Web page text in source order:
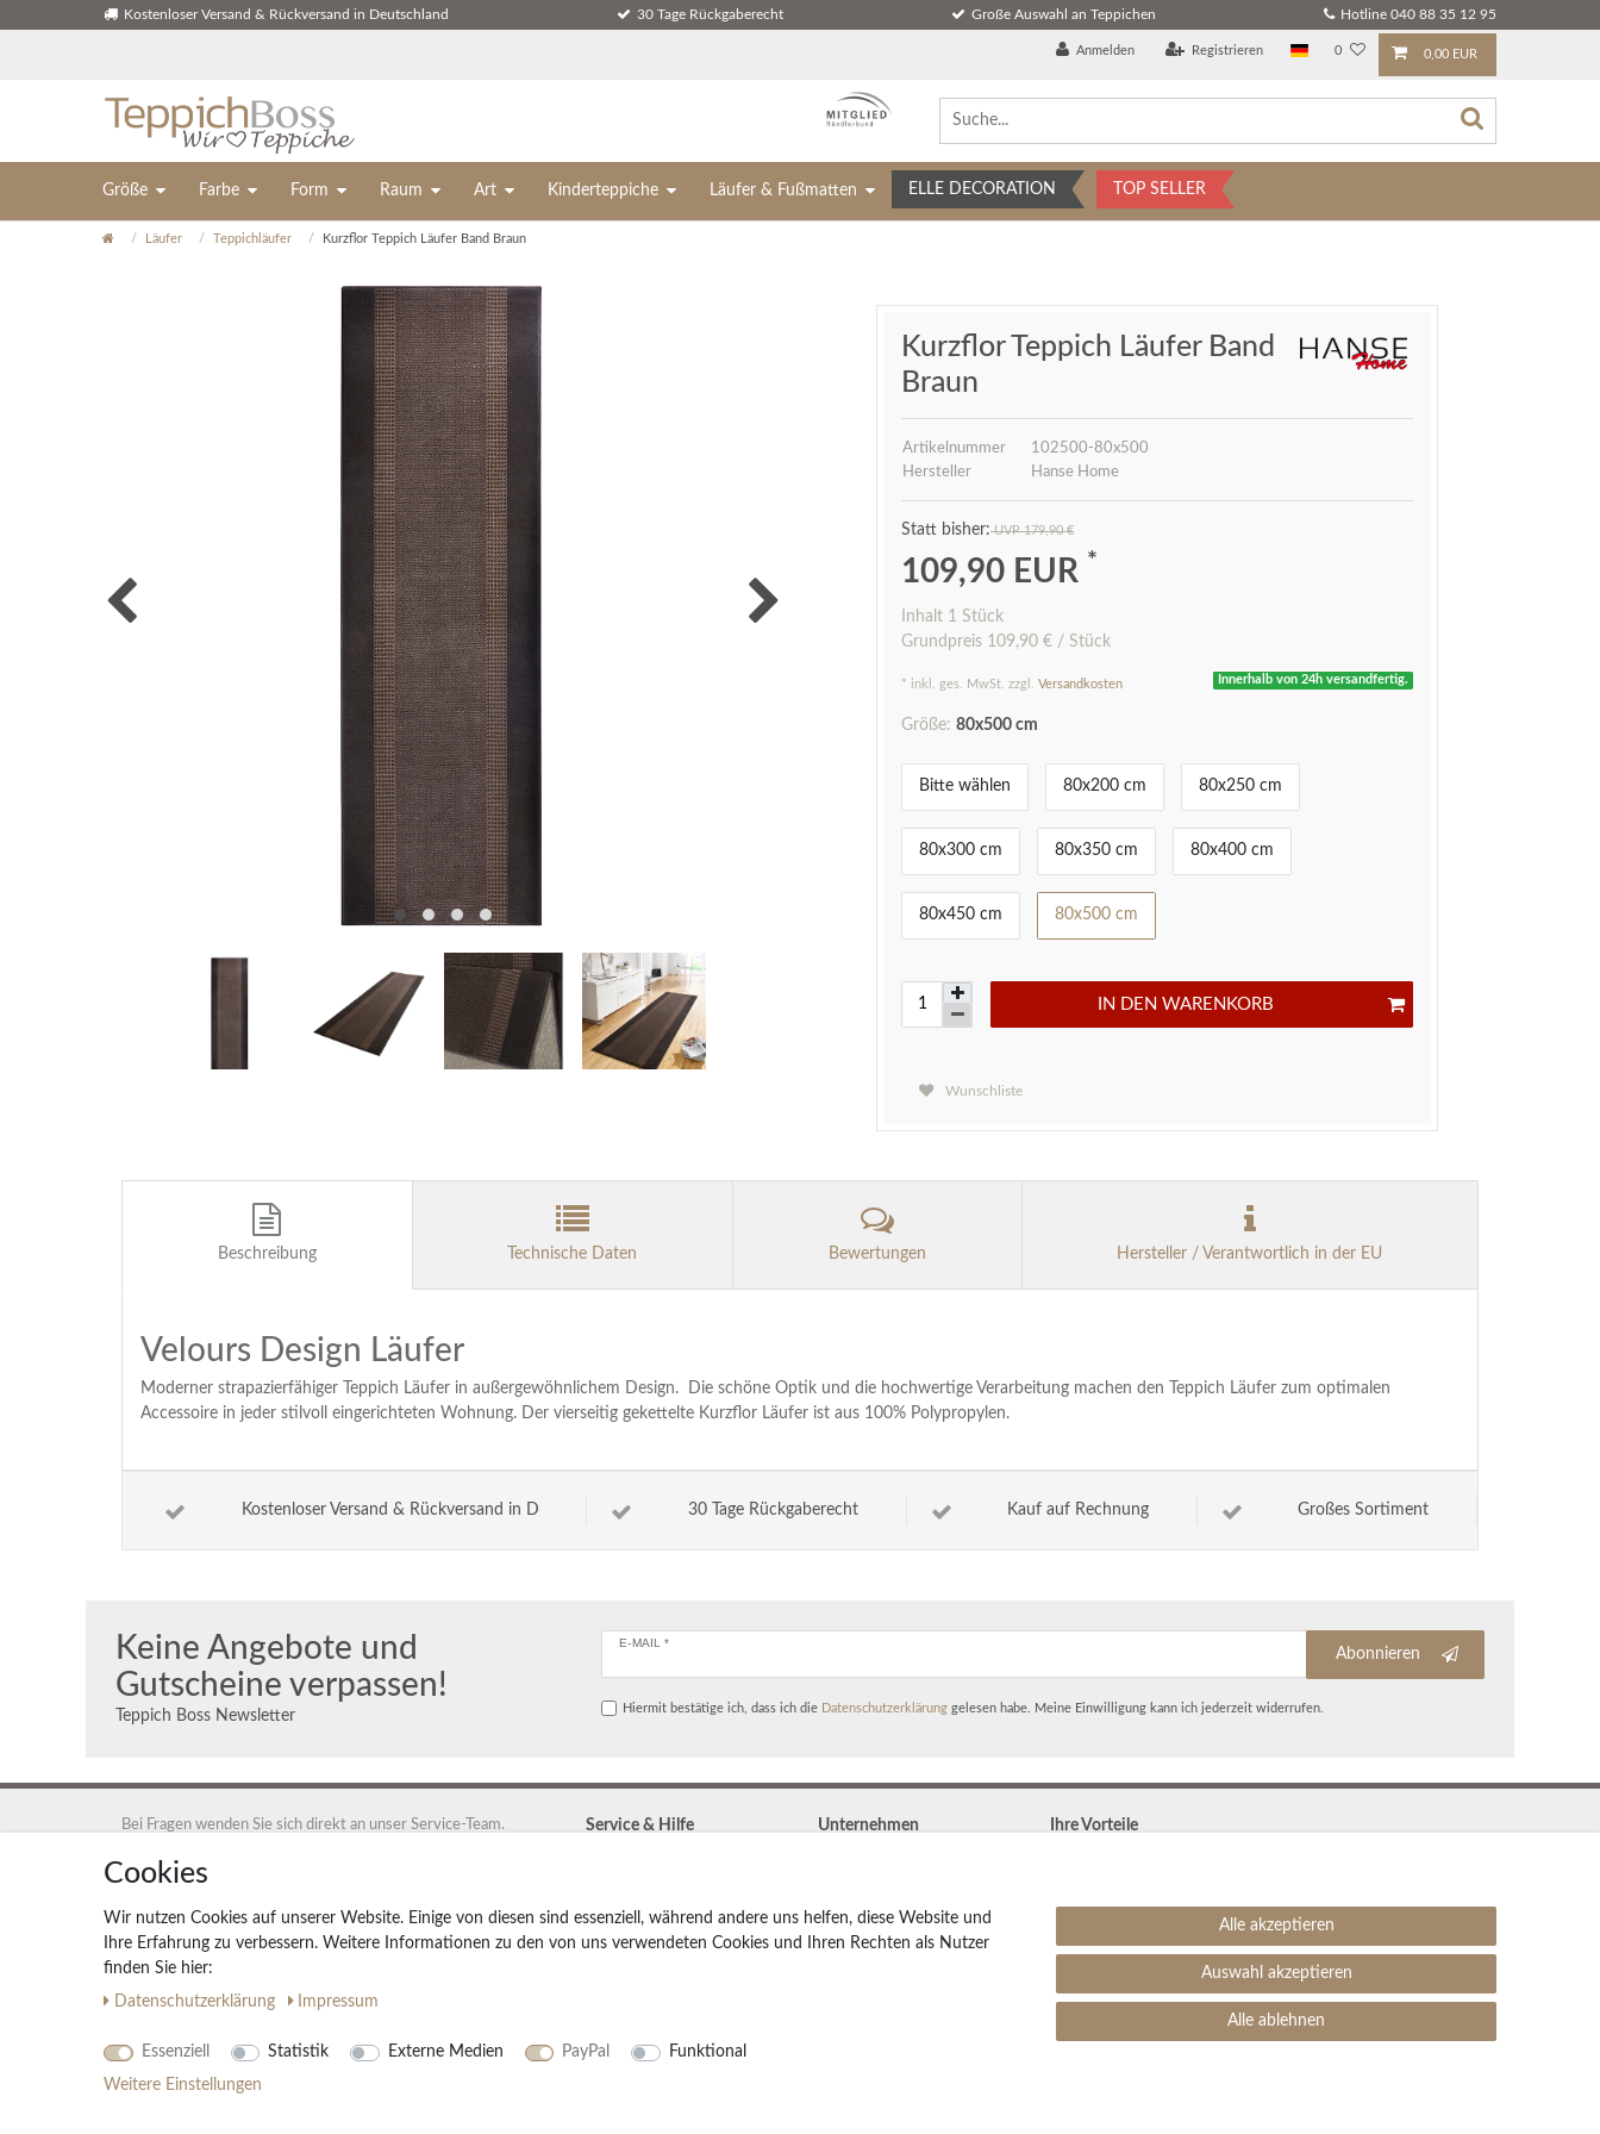
Kostenloser Versand & Rückversand in Deutschland 30 Tage Rückgaberecht Große Auswahl an Teppichen Hotline 040 88 35 12 95
Anmelden Registrieren 0 0,00 EUR
Größe Farbe Form Raum Art Kinderteppiche Läufer & Fußmatten ELLE DECORATION TOP SELLER
Läufer Teppichläufer Kurzflor Teppich Läufer Band Braun
Kurzflor Teppich Läufer Band
Braun
Artikelnummer
102500-80x500
Hersteller
Hanse Home
UVP 179,90 €
109,90 EUR *
Inhalt 1 Stück
Grundpreis 109,90 € / Stück
* inkl. ges. MwSt. zzgl. Versandkosten Innerhalb von 24h versandfertig.
Größe: 80x500 cm
Bitte wählen 80x200 cm 80x250 cm
80x300 cm 80x350 cm 80x400 cm
80x450 cm 80x500 cm
IN DEN WARENKORB
Wunschliste
Beschreibung Technische Daten Bewertungen Hersteller / Verantwortlich in der EU
Velours Design Läufer
Moderner strapazierfähiger Teppich Läufer in außergewöhnlichem Design. Die schöne Optik und die hochwertige Verarbeitung machen den Teppich Läufer zum optimalen
Accessoire in jeder stilvoll eingerichteten Wohnung. Der vierseitig gekettelte Kurzflor Läufer ist aus 100% Polypropylen.
Kostenloser Versand & Rückversand in D 30 Tage Rückgaberecht Kauf auf Rechnung Großes Sortiment
Keine Angebote und
Gutscheine verpassen!
Teppich Boss Newsletter
E-MAIL *
Abonnieren
Hiermit bestätige ich, dass ich die Daten­schutz­erklärunggelesen habe. Meine Einwilligung kann ich jederzeit widerrufen.
Bei Fragen wenden Sie sich direkt an unser Service-Team.
+49 40 88 35 12 95
service@teppich-boss.de
Teppich Boss GmbH, 20259 Hamburg, Teppich Boss GmbH
Service & Hilfe
Teppich Lexikon
Pflegetipps
Unternehmen
Impressum
Ihre Vorteile
Kauf auf Rechnung
Einfache Auftragsverfolgung
Cookies
Wir nutzen Cookies auf unserer Website. Einige von diesen sind essenziell, während andere uns helfen, diese Website und
Ihre Erfahrung zu verbessern. Weitere Informationen zu den von uns verwendeten Cookies und Ihren Rechten als Nutzer
finden Sie hier:
Daten­schutz­erklärung
Impressum
Essenziell Statistik Externe Medien PayPal
Funktional
Weitere Einstellungen
Alle akzeptieren
Auswahl akzeptieren
Alle ablehnen
bei: ebay.de,